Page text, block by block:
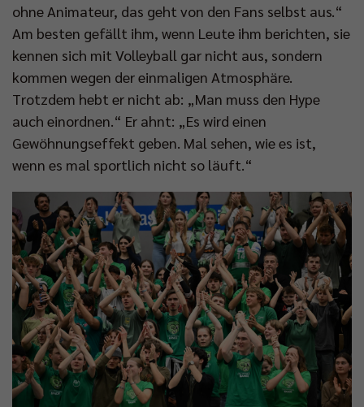
ohne Animateur, das geht von den Fans selbst aus.“
Am besten gefällt ihm, wenn Leute ihm berichten, sie
kennen sich mit Volleyball gar nicht aus, sondern
kommen wegen der einmaligen Atmosphäre.
Trotzdem hebt er nicht ab: „Man muss den Hype
auch einordnen.“ Er ahnt: „Es wird einen
Gewöhnungseffekt geben. Mal sehen, wie es ist,
wenn es mal sportlich nicht so läuft.“